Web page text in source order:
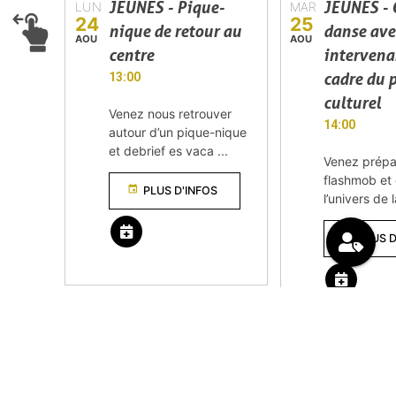
LUN
24
AOU
JEUNES - Pique-
nique de retour au
centre
13:00
Venez nous retrouver
autour d’un pique-nique
et debrief es vaca ...
event PLUS D'INFOS
MAR
25
AOU
JEUNES -
danse
cadre du
culturel
14:00
Venez
flashmob et
l’univers de
event PLUS